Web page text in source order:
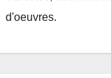
d'oeuvres.